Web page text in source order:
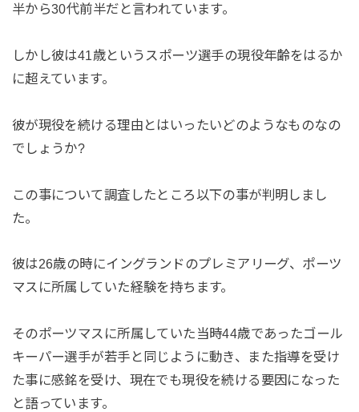
半から30代前半だと言われています。
しかし彼は41歳というスポーツ選手の現役年齢をはるか
に超えています。
彼が現役を続ける理由とはいったいどのようなものなの
でしょうか?
この事について調査したところ以下の事が判明しまし
た。
彼は26歳の時にイングランドのプレミアリーグ、ポーツ
マスに所属していた経験を持ちます。
そのポーツマスに所属していた当時44歳であったゴール
キーパー選手が若手と同じように動き、また指導を受け
た事に感銘を受け、現在でも現役を続ける要因になった
と語っています。